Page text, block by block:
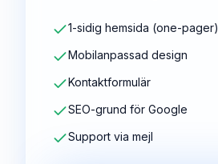
1-sidig hemsida (one-pager)
Mobilanpassad design
Kontaktformulär
SEO-grund för Google
Support via mejl